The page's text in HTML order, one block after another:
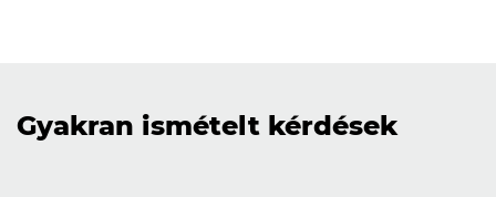
Gyakran ismételt kérdések